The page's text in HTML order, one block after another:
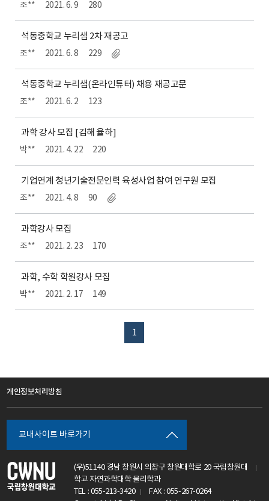
조** 2021. 6. 9 280
석동중학교 누리샘 2차 재공고
조** 2021. 6. 8 229
석동중학교 누리샘(온라인튜터) 채용 재공고문
조** 2021. 6. 2 123
과학 강사 모집 [김해 율하]
박** 2021. 4. 22 220
기업연계 청년기술전문인력 육성사업 참여 연구원 모집
조** 2021. 4. 8 90
과학강사 모집
조** 2021. 2. 23 170
과학, 수학 학원강사 모집
박** 2021. 2. 17 149
1
개인정보처리방침
교내사이트 바로가기
(우)51140 경남 창원시 의창구 창원대학로 20 국립창원대
학교 자연과학대학 물리학과
TEL : 055-213-3420
FAX : 055-267-0264